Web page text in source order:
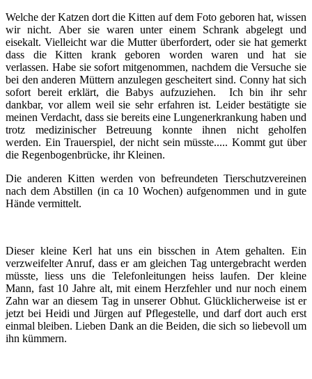
Welche der Katzen dort die Kitten auf dem Foto geboren hat, wissen
wir nicht. Aber sie waren unter einem Schrank abgelegt und
eisekalt.Vielleicht war die Mutterüberfordert, oder sie hat gemerkt
dass die Kitten krank geboren worden waren und hat sie
verlassen. Habe sie sofort mitgenommen, nachdem die Versuche sie
bei den anderen Müttern anzulegen gescheitert sind. Conny hat sich
sofort bereit erklärt, die Babys aufzuziehen. Ich bin ihr sehr
dankbar, vor allem weil sie sehr erfahren ist. Leider bestätigte sie
meinen Verdacht, dass sie bereits eine Lungenerkrankung haben und
trotz medizinischer Betreuung konnte ihnen nicht geholfen
werden. Ein Trauerspiel, der nicht sein müsste..... Kommt gut über
die Regenbogenbrücke, ihr Kleinen.
Die anderen Kitten werden von befreundeten Tierschutzvereinen
nach dem Abstillen (in ca 10 Wochen) aufgenommen und in gute
Hände vermittelt.
Dieser kleine Kerl hat uns ein bisschen in Atem gehalten. Ein
verzweifelter Anruf, dass er am gleichen Tag untergebracht werden
müsste, liess uns die Telefonleitungen heiss laufen. Der kleine
Mann, fast 10 Jahre alt, mit einem Herzfehler und nur noch einem
Zahn war an diesem Tag in unserer Obhut.Glücklicherweise ist er
jetzt bei Heidi und Jürgen auf Pflegestelle, und darf dort auch erst
einmal bleiben.Lieben Dank an die Beiden, die sich so liebevoll um
ihn kümmern.